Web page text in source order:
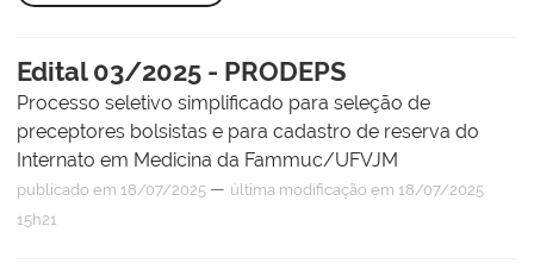
Edital 03/2025 - PRODEPS
Processo seletivo simplificado para seleção de
preceptores bolsistas e para cadastro de reserva do
Internato em Medicina da Fammuc/UFVJM
publicado em 18/07/2025 — última modificação em 18/07/2025
15h21